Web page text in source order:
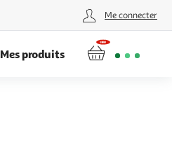
Me connecter
Mes produits